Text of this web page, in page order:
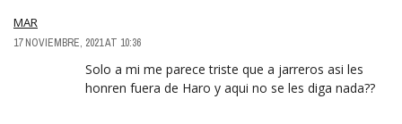
MAR
17 NOVIEMBRE, 2021 AT 10:36
Solo a mi me parece triste que a jarreros asi les
honren fuera de Haro y aqui no se les diga nada??